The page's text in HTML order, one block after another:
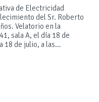
de Electricidad
del Sr. Roberto
Velatorio en la
sala A, el día 18 de
18 de julio, a las…